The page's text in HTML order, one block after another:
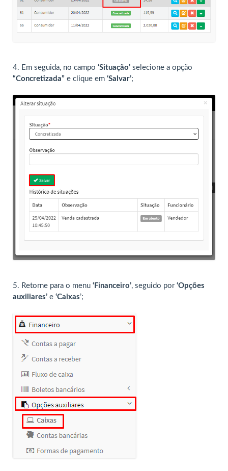
4. Em seguida, no campo ‘Situação’ selecione a opção
“Concretizada” e clique em ‘Salvar’;
5. Retorne para o menu ‘Financeiro’, seguido por ‘Opções
auxiliares’ e ‘Caixas’;